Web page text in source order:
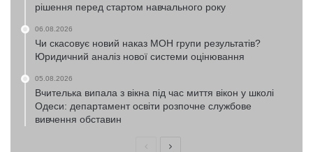
рішення перед стартом навчального року
06.08.2026
Чи скасовує новий наказ МОН групи результатів?
Юридичний аналіз нової системи оцінювання
05.08.2026
Вчителька випала з вікна під час миття вікон у школі
Одеси: департамент освіти розпочне службове
вивчення обставин
ПопередняНаступна